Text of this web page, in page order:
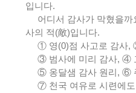
입니다.
어디서 감사가 막혔을까
사의 적(敵)입니다.
① 영(0)점 사고로 감사,
③ 범사에 미리 감사, ④
⑤ 옹달샘 감사 원리, ⑥
⑦ 천국 여유로 시련에